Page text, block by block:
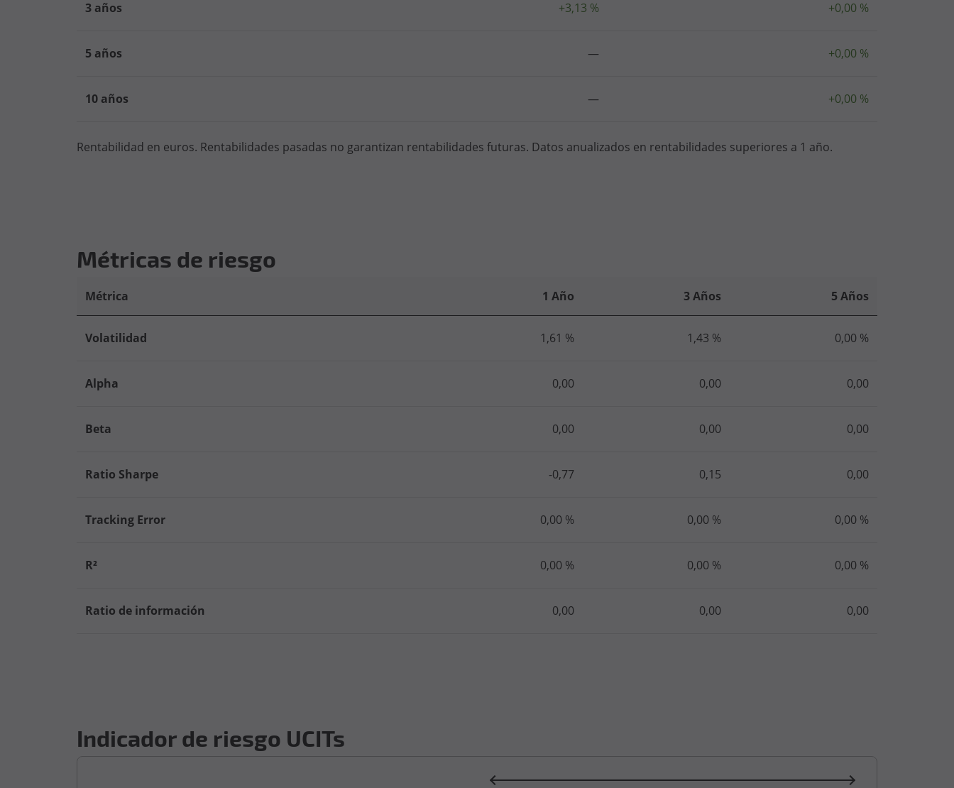
3 años +3,13 % +0,00 %
5 años — +0,00 %
10 años — +0,00 %
Rentabilidad en euros. Rentabilidades pasadas no garantizan rentabilidades futuras. Datos anualizados en rentabilidades superiores a 1 año.
Métricas de riesgo
Métrica 1 Año 3 Años 5 Años
Volatilidad 1,61 % 1,43 % 0,00 %
Alpha 0,00 0,00 0,00
Beta 0,00 0,00 0,00
Ratio Sharpe -0,77 0,15 0,00
Tracking Error 0,00 % 0,00 % 0,00 %
R² 0,00 % 0,00 % 0,00 %
Ratio de información 0,00 0,00 0,00
Indicador de riesgo UCITs